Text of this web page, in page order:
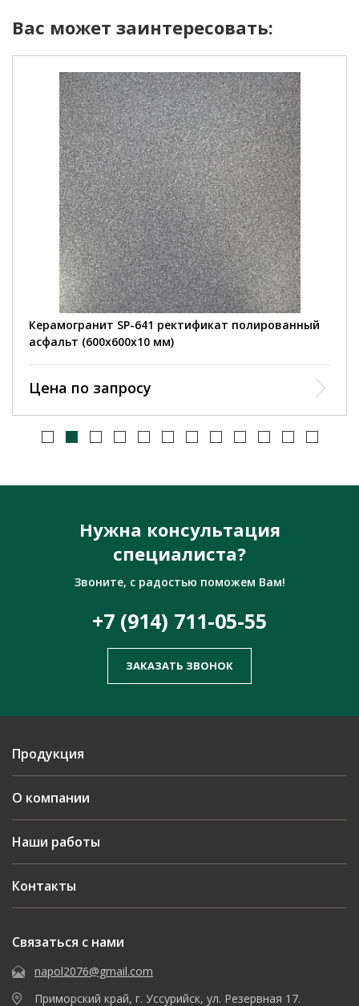
Вас может заинтересовать:
Керамогранит SP-641 ректификат полированный
асфальт (600х600х10 мм)
Цена по запросу
Нужна консультация
специалиста?
Звоните, с радостью поможем Вам!
+7 (914) 711-05-55
ЗАКАЗАТЬ ЗВОНОК
Продукция
О компании
Наши работы
Контакты
Связаться с нами
napol2076@gmail.com
Приморский край, г. Уссурийск, ул. Резервная 17.